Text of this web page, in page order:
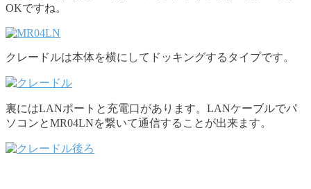
OKですね。
クレードルは本体を横にしてドッキングするタイプです。
裏にはLANポートと充電口があります。LANケーブルでパ
ソコンとMR04LNを繋いて通信することが出来ます。